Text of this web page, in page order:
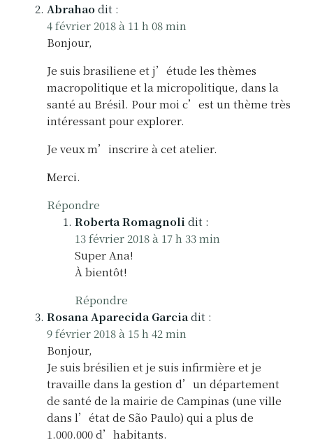
Abrahao dit :
4 février 2018 à 11 h 08 min
Bonjour,
Je suis brasiliene et j’étude les thèmes
macropolitique et la micropolitique, dans la
santé au Brésil. Pour moi c’est un thème très
intéressant pour explorer.
Je veux m’inscrire à cet atelier.
Merci.
Répondre
Roberta Romagnoli dit :
13 février 2018 à 17 h 33 min
Super Ana!
À bientôt!
Répondre
Rosana Aparecida Garcia dit :
9 février 2018 à 15 h 42 min
Bonjour,
Je suis brésilien et je suis infirmière et je
travaille dans la gestion d’un département
de santé de la mairie de Campinas (une ville
dans l’état de São Paulo) qui a plus de
1.000.000 d’habitants.